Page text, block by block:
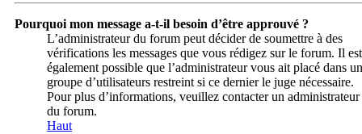
Pourquoi mon message a-t-il besoin d’être approuvé ?
L’administrateur du forum peut décider de soumettre à des
vérifications les messages que vous rédigez sur le forum. Il est
également possible que l’administrateur vous ait placé dans un
groupe d’utilisateurs restreint si ce dernier le juge nécessaire.
Pour plus d’informations, veuillez contacter un administrateur
du forum.
Haut